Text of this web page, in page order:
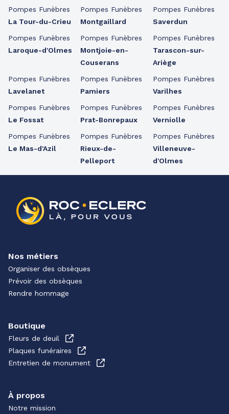
Pompes Funèbres
La Tour-du-Crieu
Pompes Funèbres
Laroque-d'Olmes
Pompes Funèbres
Lavelanet
Pompes Funèbres
Le Fossat
Pompes Funèbres
Le Mas-d'Azil
Pompes Funèbres
Montgaillard
Pompes Funèbres
Montjoie-en-
Couserans
Pompes Funèbres
Pamiers
Pompes Funèbres
Prat-Bonrepaux
Pompes Funèbres
Rieux-de-
Pelleport
Pompes Funèbres
Saverdun
Pompes Funèbres
Tarascon-sur-
Ariège
Pompes Funèbres
Varilhes
Pompes Funèbres
Verniolle
Pompes Funèbres
Villeneuve-
d'Olmes
Nos métiers
Organiser des obsèques
Prévoir des obsèques
Rendre hommage
Boutique
Fleurs de deuil
Plaques funéraires
Entretien de monument
À propos
Notre mission